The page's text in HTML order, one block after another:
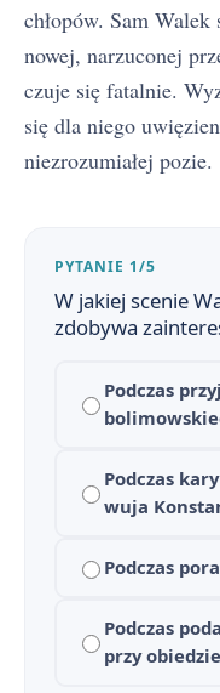
chłopów. Sam
nowej, narzuconej
czuje się fatalnie.
się dla niego
niezrozumiałej pozie.
PYTANIE 1/5
W jakiej scenie
zdobywa
Podczas
Podczas
wuja
Podczas
Podczas
przy obiedzie
Ferdydurke -
Ferdydurke -
Plan